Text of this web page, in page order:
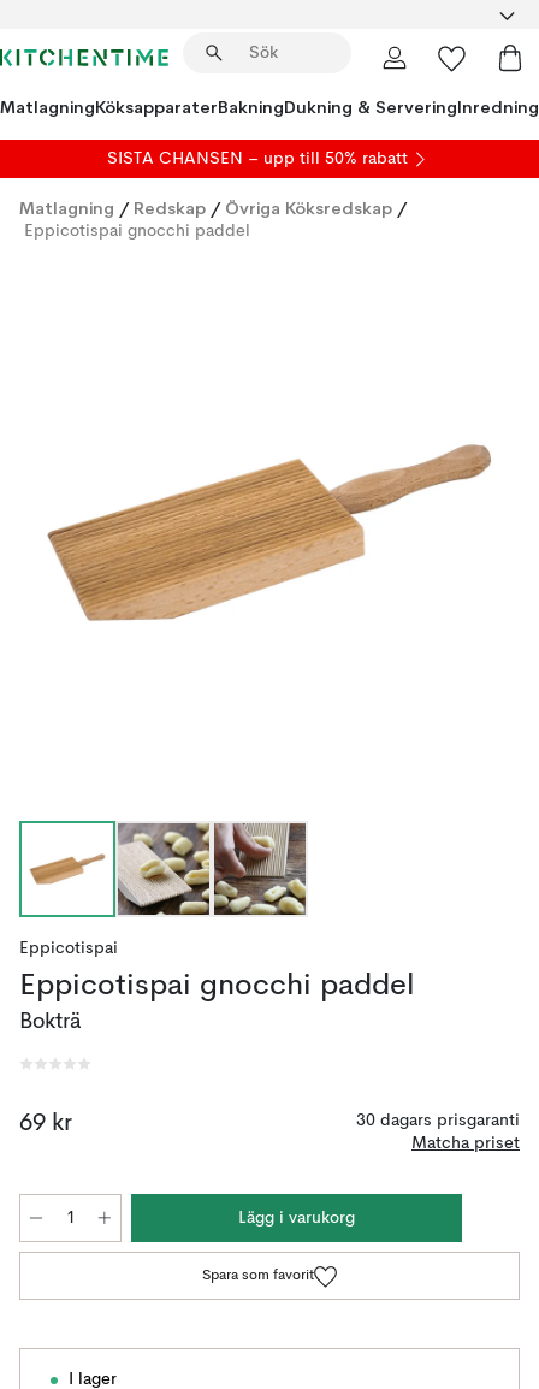
MatlagningKöksapparaterBakningDukning & ServeringInredning
SISTA CHANSEN – upp till 50% rabatt
Matlagning / Redskap / Övriga Köksredskap /
Eppicotispai gnocchi paddel
Eppicotispai
Eppicotispai gnocchi paddel
Bokträ
69 kr
30 dagars prisgaranti
Matcha priset
Lägg i varukorg
Spara som favorit
I lager